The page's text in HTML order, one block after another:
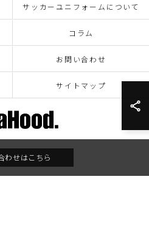
わせはこちら
サッカーユニフォームについて
コラム
お問い合わせ
サイトマップ
RESERVED.